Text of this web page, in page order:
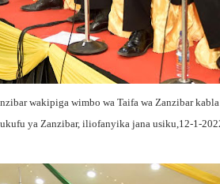
wakipiga wimbo wa Taifa wa Zanzibar
ya Zanzibar, iliofanyika jana usiku,12-1-